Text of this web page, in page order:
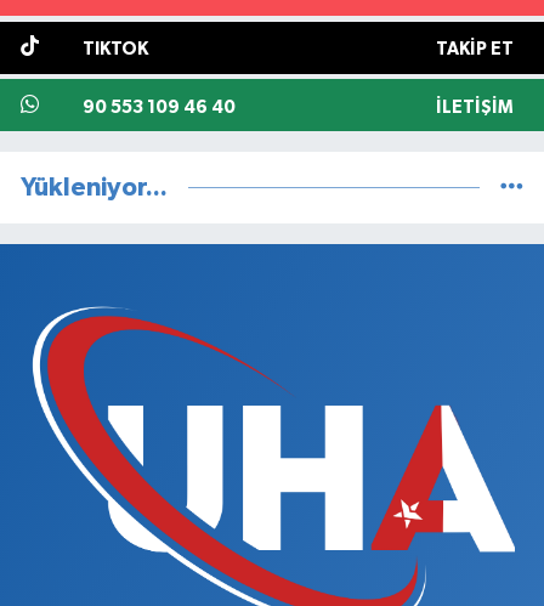
TIKTOK TAKIP ET
90 553 109 46 40 İLETIŞIM
Yükleniyor...